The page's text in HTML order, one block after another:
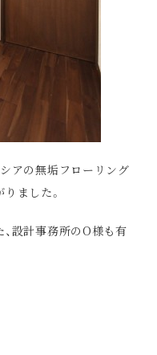
アの無垢フローリング
ました。
設計事務所のO様も有